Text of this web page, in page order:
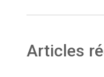
Articles